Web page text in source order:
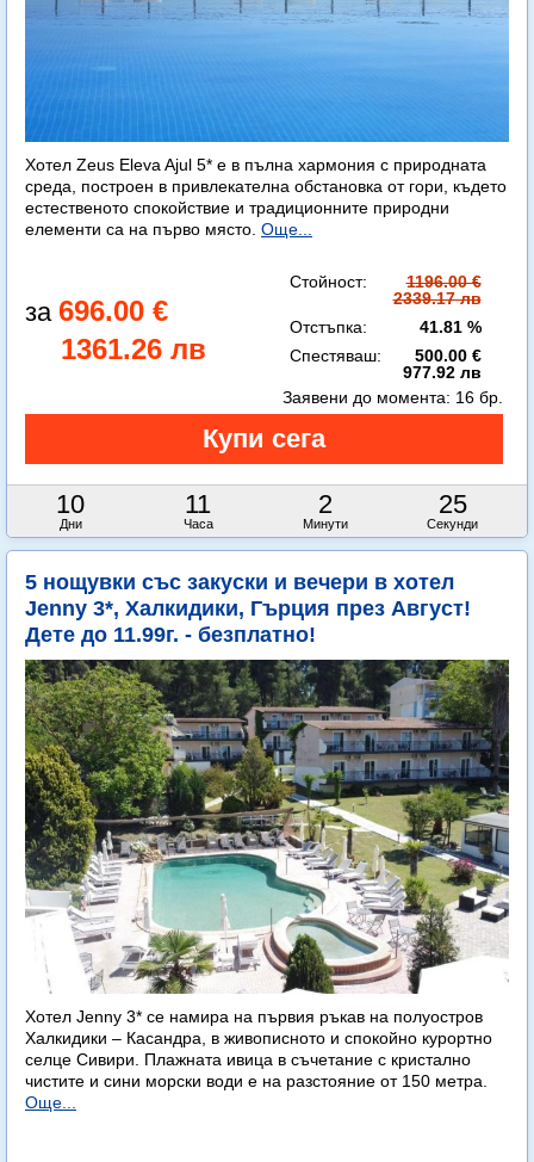
Хотел Zeus Eleva Ajul 5* е в пълна хармония с природната
среда, построен в привлекателна обстановка от гори, където
естественото спокойствие и традиционните природни
елементи са на първо място. Още...
696.00 €
1361.26 лв
Стойност:
1196.00 €
2339.17 лв
Отстъпка:
41.81 %
Спестяваш:
500.00 €
977.92 лв
10
Дни
11
Часа
2
Минути
23
Секунди
Заявени до момента: 16 бр.
5 нощувки със закуски и вечери в хотел
Jenny 3*, Халкидики, Гърция през Август!
Дете до 11.99г. - безплатно!
Хотел Jenny 3* се намира на първия ръкав на полуостров
Халкидики – Касандра, в живописното и спокойно курортно
селце Сивири. Плажната ивица в съчетание с кристално
чистите и сини морски води е на разстояние от 150 метра.
Още...